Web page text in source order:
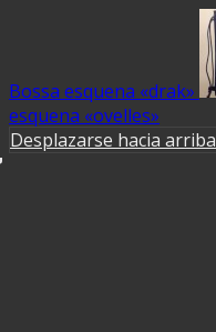
Bossa esquena «drak»
esquena «ovelles»
Desplazarse hacia arriba